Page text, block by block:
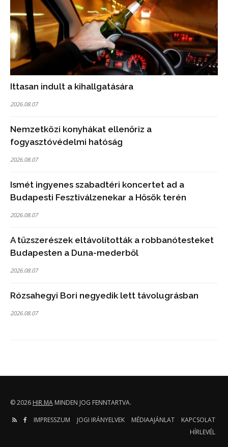
Ittasan indult a kihallgatására
2026.08.07
Nemzetközi konyhákat ellenőriz a
fogyasztóvédelmi hatóság
2026.08.07
Ismét ingyenes szabadtéri koncertet ad a
Budapesti Fesztiválzenekar a Hősök terén
2026.08.07
A tűzszerészek eltávolították a robbanótesteket
Budapesten a Duna-mederből
2026.08.07
Rózsahegyi Bori negyedik lett távolugrásban
2026.08.07
© 2026 HIR.MA MINDEN JOG FENNTARTVA.
IMPRESSZUM
JOGI IRÁNYELVEK MÉDIAAJÁNLAT
KAPCSOLAT
HÍRLEVÉL